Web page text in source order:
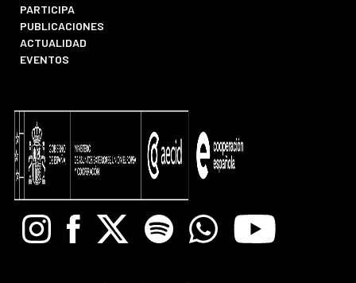
PARTICIPA
PUBLICACIONES
ACTUALIDAD
EVENTOS
InstagramFacebook
X Spotify WhatsappYoutube